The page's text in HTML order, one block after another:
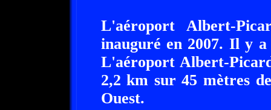
L'aéroport Albert-
inauguré en 2007. Il y
L'aéroport Albert-
2,2 km sur 45 mètres
Ouest.